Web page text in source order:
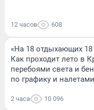
12 часов 608
«На 18 отдыхающих 18
Как проходит лето в
перебоями света и
по графику и
2 часа 10 096